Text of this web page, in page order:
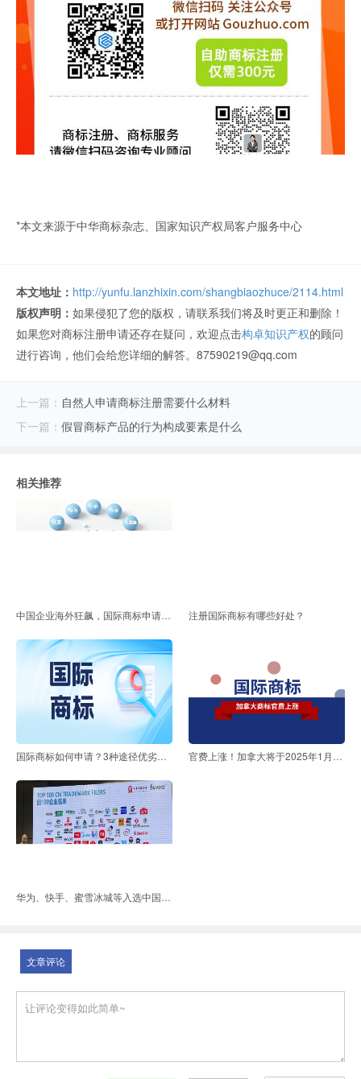
*本文来源于中华商标杂志、国家知识产权局客户服务中心
本文地址： http://yunfu.lanzhixin.com/shangbiaozhuce/2114.html
版权声明： 如果侵犯了您的版权，请联系我们将及时更正和删除！
如果您对商标注册申请还存在疑问，欢迎点击构卓知识产权的顾问
进行咨询，他们会给您详细的解答。87590219@qq.com
上一篇： 自然人申请商标注册需要什么材料
下一篇： 假冒商标产品的行为构成要素是什么
相关推荐
中国企业海外狂飙，国际商标申请保持全球第一！ 注册国际商标有哪些好处？
国际商标如何申请？3种途径优劣分析！ 官费上涨！加拿大将于2025年1月1日上调商标专利官费！
华为、快手、蜜雪冰城等入选中国海外商标申请百强企业！海外商标如何申请？
文章评论